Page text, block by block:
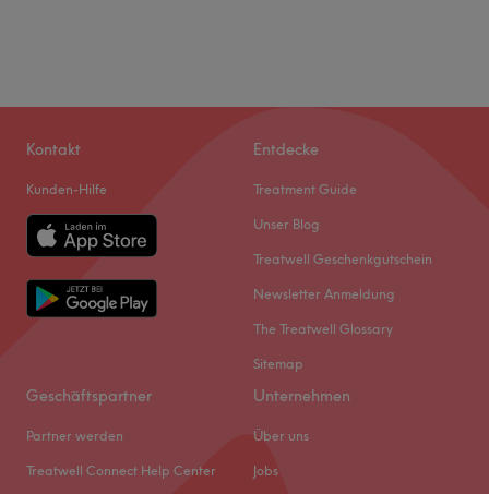
Kontakt
Kunden-Hilfe
Entdecke
Treatment Guide
Unser Blog
Treatwell Geschenkgutschein
Newsletter Anmeldung
The Treatwell Glossary
Sitemap
Geschäftspartner
Partner werden
Treatwell Connect Help Center
Unternehmen
Über uns
Jobs